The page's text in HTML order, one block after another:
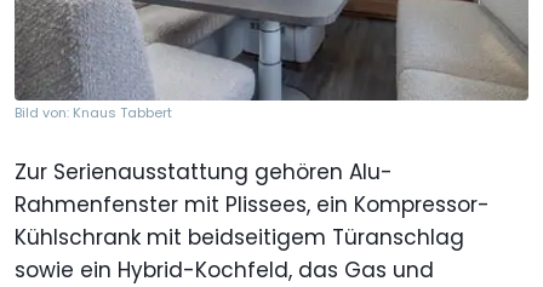
Bild von: Knaus Tabbert
Zur Serienausstattung gehören Alu-
Rahmenfenster mit Plissees, ein Kompressor-
Kühlschrank mit beidseitigem Türanschlag
sowie ein Hybrid-Kochfeld, das Gas und